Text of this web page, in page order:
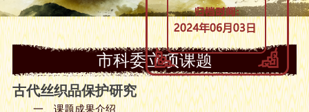
市科委立项课题
古代丝织品保护研究
一、课题成果介绍